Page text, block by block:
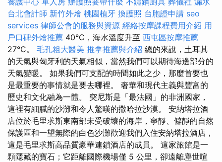
台北會計師 新竹外燴 桃園植牙 換護照 台胞證申請 seo
services 律師公會的服務與資源 經絡按摩課程費用介紹 用
戶口碑外燴推薦 40°C，海水溫度升至 西屯區按摩推薦
27°C。 毛孔粗大醫美 推拿推薦與介紹 總的來說，土耳其
的天氣與匈牙利的天氣相似，當然我們可以期待海邊部分的
天氣變暖。 如果我們可支配的時間如此之少，那麼首要也
是最重要的事情就是要去哪裡。 奢華和現代主義與豐富的
歷史和文化融為一體。 突尼斯是「最法國」的非洲國家，
這裡有細膩的沙灘和令人驚嘆的撒哈拉沙漠。 安納塔拉酒
店位於毛里求斯東南部未受破壞的海岸，寧靜、僻靜的自然
保護區和一望無際的白色沙灘歡迎我們入住安納塔拉酒店，
這是毛里求斯高品質豪華連鎖酒店的成員。 這家旅館是一
顆隱藏的寶石；它距離國際機場僅 5 公里，卻遠離塵世喧